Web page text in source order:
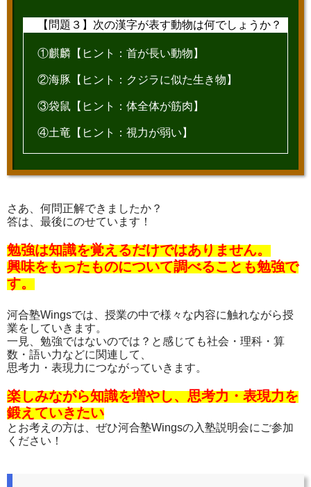
【問題３】次の漢字が表す動物は何でしょうか？
①麒麟【ヒント：首が長い動物】
②海豚【ヒント：クジラに似た生き物】
③袋鼠【ヒント：体全体が筋肉】
④土竜【ヒント：視力が弱い】
さあ、何問正解できましたか？
答は、最後にのせています！
勉強は知識を覚えるだけではありません。
興味をもったものについて調べることも勉強で
す。
河合塾Wingsでは、授業の中で様々な内容に触れながら授
業をしていきます。
一見、勉強ではないのでは？と感じても社会・理科・算
数・語い力などに関連して、
思考力・表現力につながっていきます。
楽しみながら知識を増やし、思考力・表現力を
鍛えていきたい
とお考えの方は、ぜひ河合塾Wingsの入塾説明会にご参加
ください！